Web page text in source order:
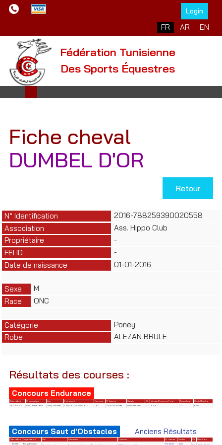
Login
Sélectionnez votre
FR AR EN
Fédération Tunisienne
Des Sports Équestres
Fiche cheval
DUMBEL D'OR
Retour
N° Identification
2016-788259390020558
Association
Ass. Hippo Club
Propriétaire
-
FEI ID
-
Date de naissance
01-01-2016
Sexe
M
Race
ONC
Catégorie
Poney
Robe
ALEZAN BRULE
Résultats des courses :
Concours Endurance
Date début Organisateur Lieu Evènement Epreuve N° Licence Cavalier Clt Vitesse Moyenne Final Temps final
Code Résultat
12-04-2025
Ass. Cheval Libre Borj Youssef CED-CEQ1-CEQ2-CEQ3 CED TN-2012-41883 Ghorbel Said OT 8.96 OT FTQ
Concours Saut d'Obstacles Anciens Résultats
Date début Organisateur Lieu Evènement Epreuve N° License Cavalier Clt
Résultats
24-05-
Ass. Alforssan
TN-2012-
Jilani